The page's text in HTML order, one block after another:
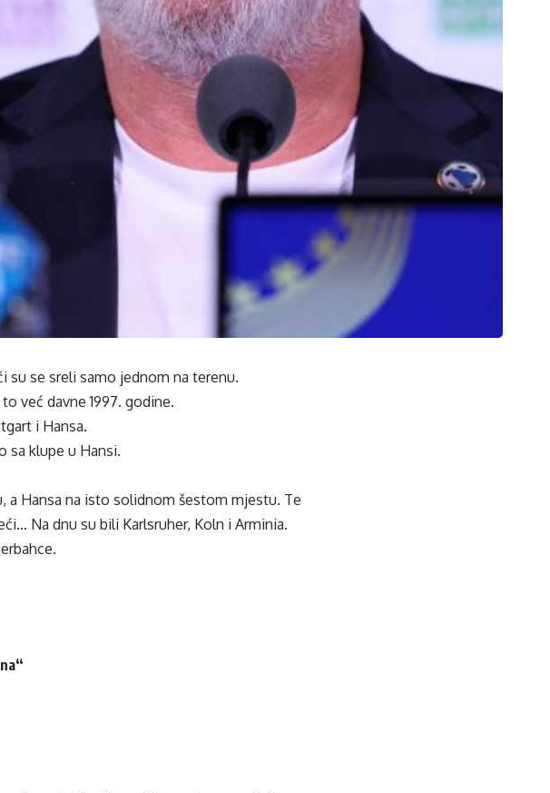
su se sreli samo jednom na terenu.
već davne 1997. godine.
i Hansa.
sa klupe u Hansi.
Hansa na isto solidnom šestom mjestu. Te
Na dnu su bili Karlsruher, Koln i Arminia.